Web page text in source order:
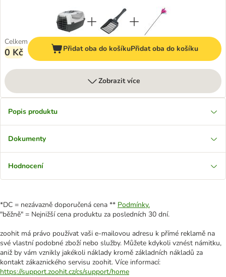
Celkem
0 Kč Přidat oba do košíkuPřidat oba do košíku
Zobrazit více
Popis produktu
Dokumenty
Hodnocení
*DC = nezávazně doporučená cena ** Podmínky.
"běžně" = Nejnižší cena produktu za posledních 30 dní.
zoohit má právo používat vaši e-mailovou adresu k přímé reklamě na
své vlastní podobné zboží nebo služby. Můžete kdykoli vznést námitku,
aniž by vám vznikly jakékoli náklady kromě základních nákladů za
kontakt zákaznického servisu zoohit. Více informací:
https://support.zoohit.cz/cs/support/home